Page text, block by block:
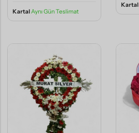
KartalAynı Gün Teslimat
Kartal